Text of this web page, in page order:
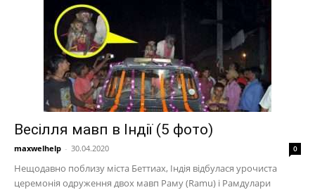
Весілля мавп в Індії (5 фото)
maxwelhelp - 30.04.2020 0
Нещодавно поблизу міста Беттиах, Індія відбулася урочиста
церемонія одруження двох мавп Раму (Ramu) і Рамдулари